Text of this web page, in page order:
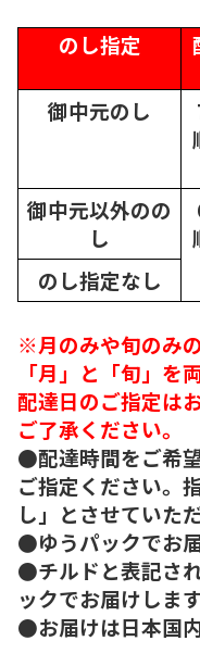
のし指定
御中元のし
御中元以外のの
し
のし指定なし
※月のみや旬のみ
「月」と「旬」を
配達日のご指定は
ご了承ください。
●配達時間をご希
ご指定ください。
し」とさせていた
●ゆうパックでお届
●チルドと表記さ
ックでお届けします
●お届けは日本国内